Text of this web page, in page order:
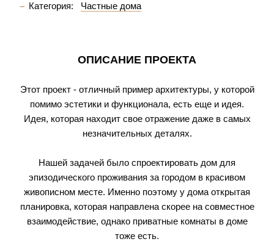
Категория:
Частные дома
ОПИСАНИЕ ПРОЕКТА
Этот проект - отличный пример архитектуры, у которой
помимо эстетики и функционала, есть еще и идея.
Идея, которая находит свое отражение даже в самых
незначительных деталях.
Нашей задачей было спроектировать дом для
эпизодического проживания за городом в красивом
живописном месте. Именно поэтому у дома открытая
планировка, которая направлена скорее на совместное
взаимодействие, однако приватные комнаты в доме
тоже есть.